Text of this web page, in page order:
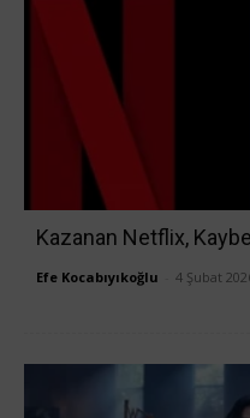
Kazanan Netflix,
Efe Kocabıyıkoğlu 4 Şubat